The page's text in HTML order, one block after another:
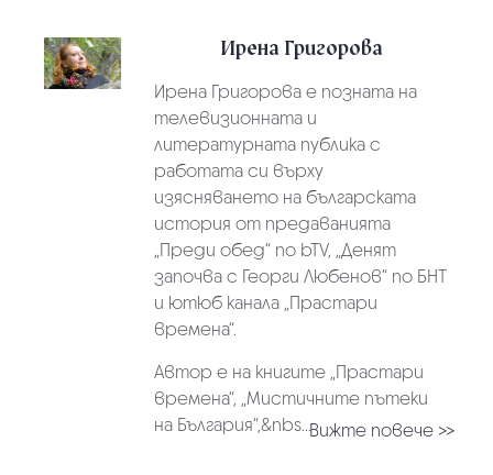
Ирена Григорова
Ирена Григорова е позната на
телевизионната и
литературната публика с
работата си върху
изясняването на българската
история от предаванията
„Преди обед“ по bTV, „Денят
започва с Георги Любенов“ по БНТ
и ютюб канала „Прастари
времена“.
Автор е на книгите „Прастари
времена“, „Мистичните пътеки
на България“,&nbs...Вижте повече >>